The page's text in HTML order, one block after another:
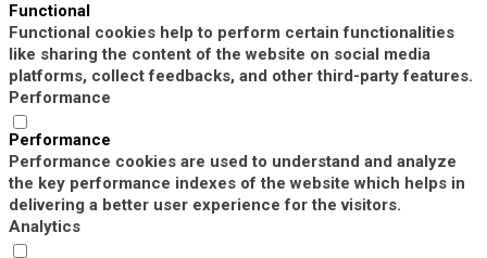
Functional
Functional cookies help to perform certain functionalities
like sharing the content of the website on social media
platforms, collect feedbacks, and other third-party features.
Performance
Performance
Performance cookies are used to understand and analyze
the key performance indexes of the website which helps in
delivering a better user experience for the visitors.
Analytics